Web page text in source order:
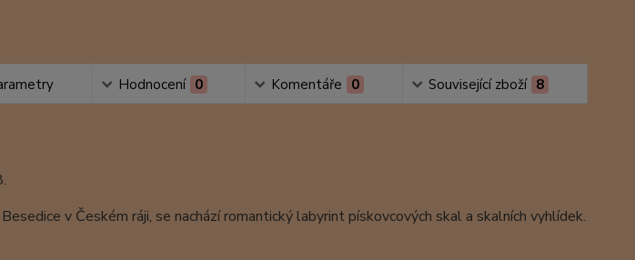
Hodnocení 0 Komentáře 0 Související zboží 8
v Českém ráji, se nachází romantický labyrint pískovcových skal a skalních vyhlídek.